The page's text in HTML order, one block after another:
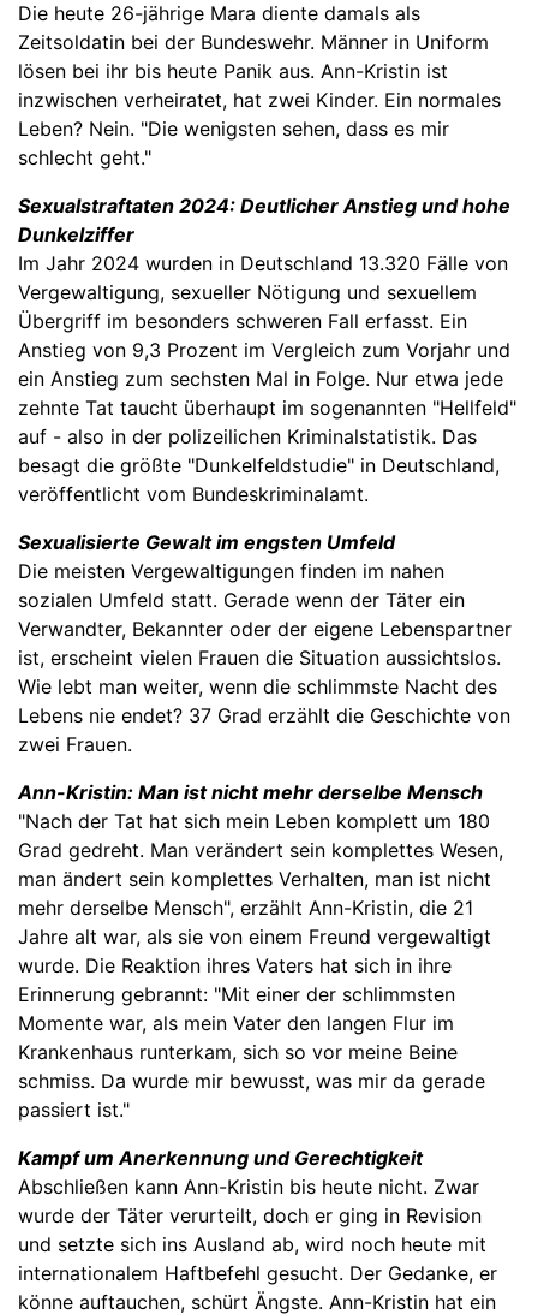
Die heute 26-jährige Mara diente damals als
Zeitsoldatin bei der Bundeswehr. Männer in Uniform
lösen bei ihr bis heute Panik aus. Ann-Kristin ist
inzwischen verheiratet, hat zwei Kinder. Ein normales
Leben? Nein. "Die wenigsten sehen, dass es mir
schlecht geht."
Sexualstraftaten 2024: Deutlicher Anstieg und hohe
Dunkelziffer
Im Jahr 2024 wurden in Deutschland 13.320 Fälle von
Vergewaltigung, sexueller Nötigung und sexuellem
Übergriff im besonders schweren Fall erfasst. Ein
Anstieg von 9,3 Prozent im Vergleich zum Vorjahr und
ein Anstieg zum sechsten Mal in Folge. Nur etwa jede
zehnte Tat taucht überhaupt im sogenannten "Hellfeld"
auf - also in der polizeilichen Kriminalstatistik. Das
besagt die größte "Dunkelfeldstudie" in Deutschland,
veröffentlicht vom Bundeskriminalamt.
Sexualisierte Gewalt im engsten Umfeld
Die meisten Vergewaltigungen finden im nahen
sozialen Umfeld statt. Gerade wenn der Täter ein
Verwandter, Bekannter oder der eigene Lebenspartner
ist, erscheint vielen Frauen die Situation aussichtslos.
Wie lebt man weiter, wenn die schlimmste Nacht des
Lebens nie endet? 37 Grad erzählt die Geschichte von
zwei Frauen.
Ann-Kristin: Man ist nicht mehr derselbe Mensch
"Nach der Tat hat sich mein Leben komplett um 180
Grad gedreht. Man verändert sein komplettes Wesen,
man ändert sein komplettes Verhalten, man ist nicht
mehr derselbe Mensch", erzählt Ann-Kristin, die 21
Jahre alt war, als sie von einem Freund vergewaltigt
wurde. Die Reaktion ihres Vaters hat sich in ihre
Erinnerung gebrannt: "Mit einer der schlimmsten
Momente war, als mein Vater den langen Flur im
Krankenhaus runterkam, sich so vor meine Beine
schmiss. Da wurde mir bewusst, was mir da gerade
passiert ist."
Kampf um Anerkennung und Gerechtigkeit
Abschließen kann Ann-Kristin bis heute nicht. Zwar
wurde der Täter verurteilt, doch er ging in Revision
und setzte sich ins Ausland ab, wird noch heute mit
internationalem Haftbefehl gesucht. Der Gedanke, er
könne auftauchen, schürt Ängste. Ann-Kristin hat ein